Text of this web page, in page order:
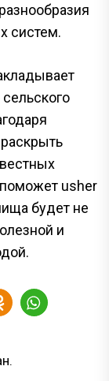
систем.
поможет usher
будет не
и